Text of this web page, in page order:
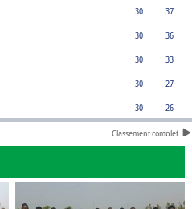
30
37
30
36
30
33
30
27
30 26
Classement complet